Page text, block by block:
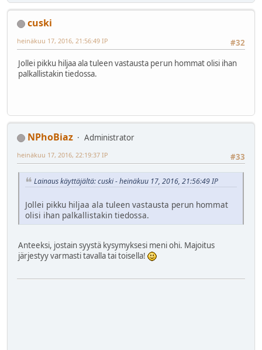
cuski
#32
heinäkuu 17, 2016, 21:56:49 IP
Jollei pikku hiljaa ala tuleen vastausta perun hommat olisi ihan
palkallistakin tiedossa.
NPhoBiaz
Administrator
#33
heinäkuu 17, 2016, 22:19:37 IP
Lainaus käyttäjältä: cuski - heinäkuu 17, 2016, 21:56:49 IP
Jollei pikku hiljaa ala tuleen vastausta perun hommat
olisi ihan palkallistakin tiedossa.
Anteeksi, jostain syystä kysymyksesi meni ohi. Majoitus
järjestyy varmasti tavalla tai toisella!